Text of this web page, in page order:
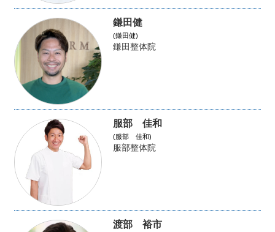
鎌田健
(鎌田健)
鎌田整体院
服部 佳和
(服部 佳和)
服部整体院
渡部 裕市